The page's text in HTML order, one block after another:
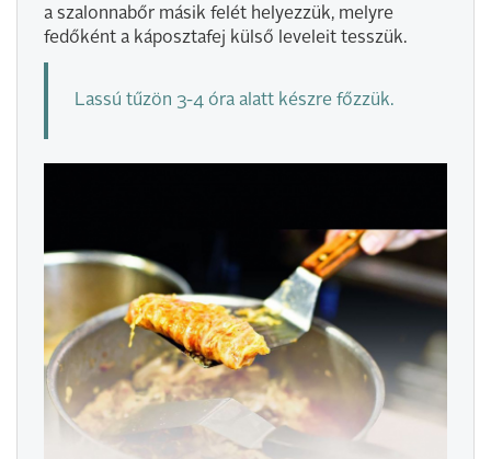
a szalonnabőr másik felét helyezzük, melyre
fedőként a káposztafej külső leveleit tesszük.
Lassú tűzön 3-4 óra alatt készre főzzük.